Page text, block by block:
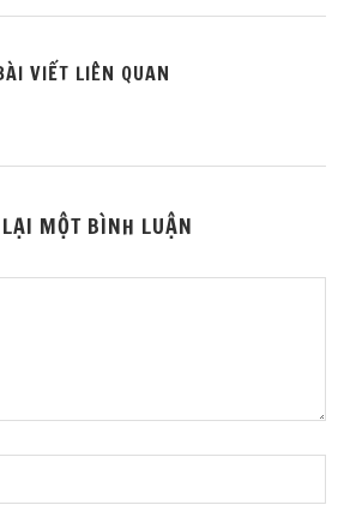
VIẾT LIÊN QUAN
MỘT BÌNH LUẬN